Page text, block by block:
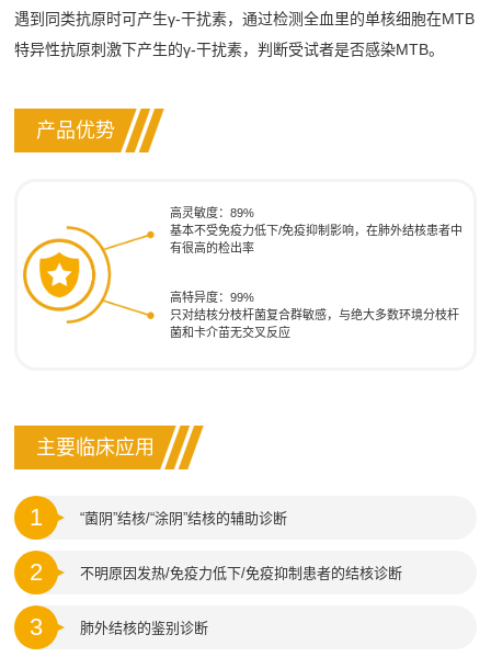
遇到同类抗原时可产生γ-干扰素，通过检测全血里的单核细胞在MTB
特异性抗原刺激下产生的γ-干扰素，判断受试者是否感染MTB。
产品优势
高灵敏度：89%
基本不受免疫力低下/免疫抑制影响，在肺外结核患者中
有很高的检出率
高特异度：99%
只对结核分枝杆菌复合群敏感，与绝大多数环境分枝杆
菌和卡介苗无交叉反应
主要临床应用
1 “菌阴”结核/“涂阴”结核的辅助诊断
2 不明原因发热/免疫力低下/免疫抑制患者的结核诊断
3 肺外结核的鉴别诊断